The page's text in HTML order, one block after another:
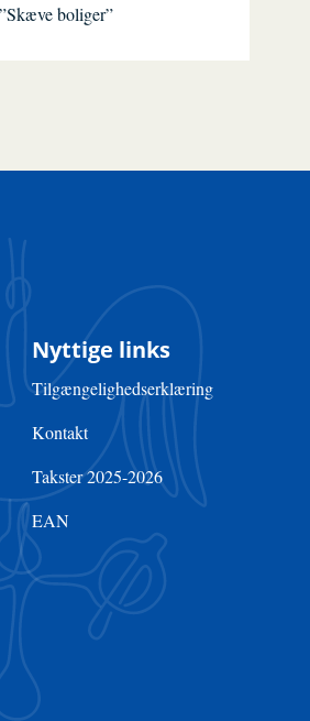
boliger”
Nyttige links
Tilgængelighedserklæring
Kontakt
Takster 2025-2026
EAN